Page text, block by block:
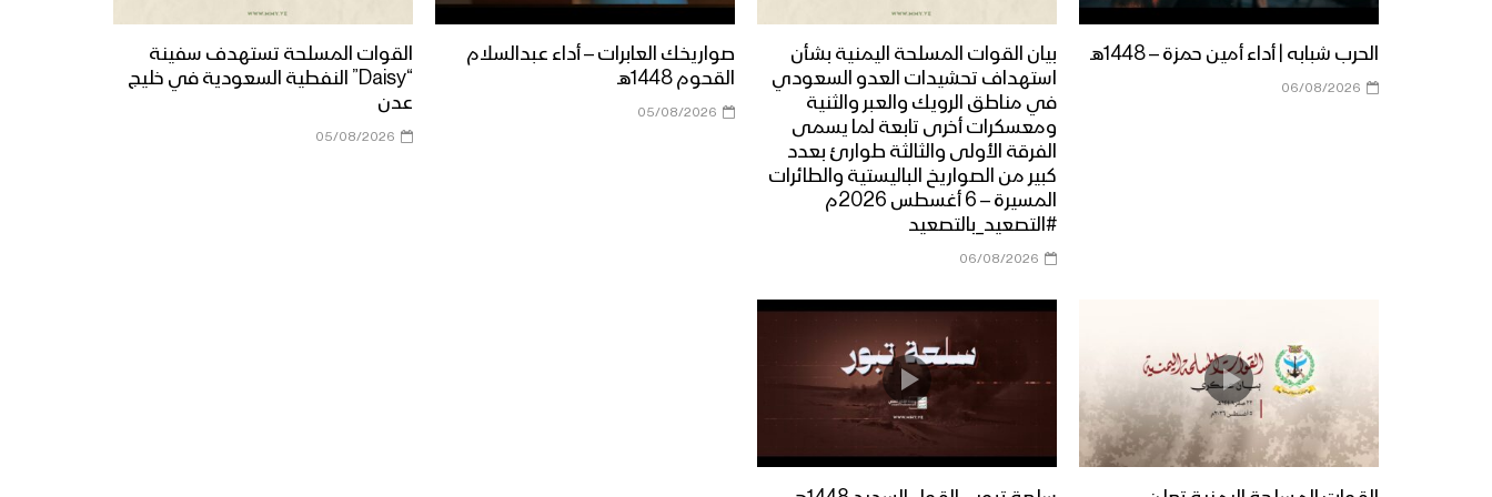
رفع القدرات والأداء – القول
الحرب شبابه | أداء أمين حمزة – 1448هـ
06/08/2026
بيان القوات المسلحة اليمنية بشأن
استهداف تحشيدات العدو السعودي
في مناطق الرويك والعبر والثنية
ومعسكرات أخرى تابعة لما يسمى
الفرقة الأولى والثالثة طوارئ بعدد
كبير من الصواريخ الباليستية والطائرات
المسيرة – 6 أغسطس 2026م
#التصعيد_بالتصعيد
06/08/2026
صواريخك العابرات – أداء عبدالسلام
القحوم 1448هـ
05/08/2026
القوات المسلحة تستهدف سفينة
“Daisy” النفطية السعودية في خليج
عدن
05/08/2026